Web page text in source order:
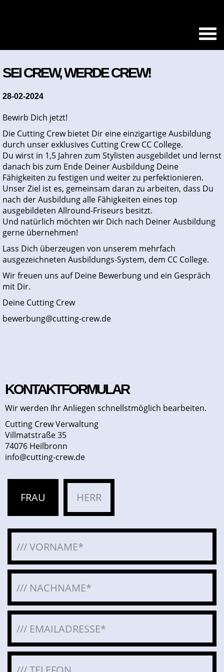
SEI CREW, WERDE CREW!
28-02-2024
Bewirb Dich jetzt!
Die Cutting Crew bietet Dir eine einzigartige Ausbildung
durch unser exklusives Cutting Crew CC College.
Du wirst in 1,5 Jahren zum Stylisten ausgebildet und lernst
danach bis zum Ende Deiner Ausbildung Deine
Fähigkeiten zu festigen und weiter zu perfektionieren.
Unser Ziel ist es, gemeinsam daran zu arbeiten, dass Du
nach der Ausbildung alle Fähigkeiten eines top
ausgebildeten Allround-Friseurs besitzt.
Und natürlich möchten wir Dich nach Deiner Ausbildung
gerne übernehmen!
Lass Dich überzeugen von unserem mehrfach
ausgezeichneten Ausbildungs-System, dem CC College.
Wir freuen uns auf Deine Bewerbung und ein Gespräch
mit Dir.
Deine Cutting Crew
bewerbung@cutting-crew.de
KONTAKTFORMULAR
Wir werden Ihr Anliegen schnellstmöglich bearbeiten.
Cutting Crew Verwaltung
Villmatstraße 35
74076 Heilbronn
info@cutting-crew.de
FRAU HERR